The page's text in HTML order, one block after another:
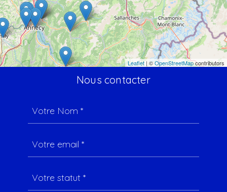
Leaflet | ©OpenStreetMapcontributors
Nous contacter